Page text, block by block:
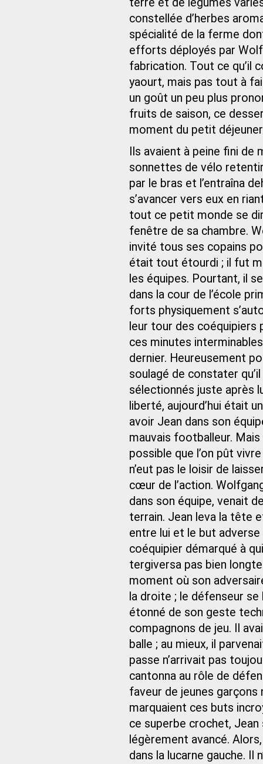
constellée d’herbes
spécialité de la ferme
efforts déployés par
fabrication. Tout ce qu’il
yaourt, mais pas tout à
un goût un peu plus
fruits de saison, ce
moment du petit
Ils avaient à peine fini
sonnettes de vélo
par le bras et l’entraîna
s’avancer vers eux en
tout ce petit monde se
fenêtre de sa chambre.
invité tous ses copains
était tout étourdi ; il fut
les équipes. Pourtant, il
dans la cour de l’école
forts physiquement
leur tour des coéquipiers
ces minutes
dernier. Heureusement
soulagé de constater
sélectionnés juste après
liberté, aujourd’hui était
avoir Jean dans son
mauvais footballeur.
possible que l’on pût
n’eut pas le loisir de
cœur de l’action.
dans son équipe, venait
terrain. Jean leva la tête
entre lui et le but adverse
coéquipier démarqué à
tergiversa pas bien
moment où son
la droite ; le défenseur
étonné de son geste
compagnons de jeu. Il
balle ; au mieux, il
passe n’arrivait pas
cantonna au rôle de
faveur de jeunes garçons
marquaient ces buts
ce superbe crochet, Jean
légèrement avancé.
dans la lucarne gauche. Il